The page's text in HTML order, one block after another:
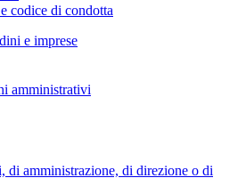
codice di condotta
e imprese
amministrativi
amministrazione, di direzione o di